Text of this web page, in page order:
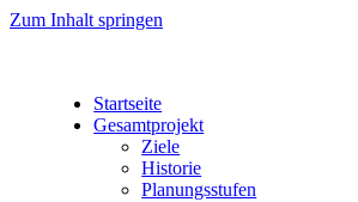
Zum Inhalt springen
Startseite
Gesamtprojekt
Ziele
Historie
Planungsstufen